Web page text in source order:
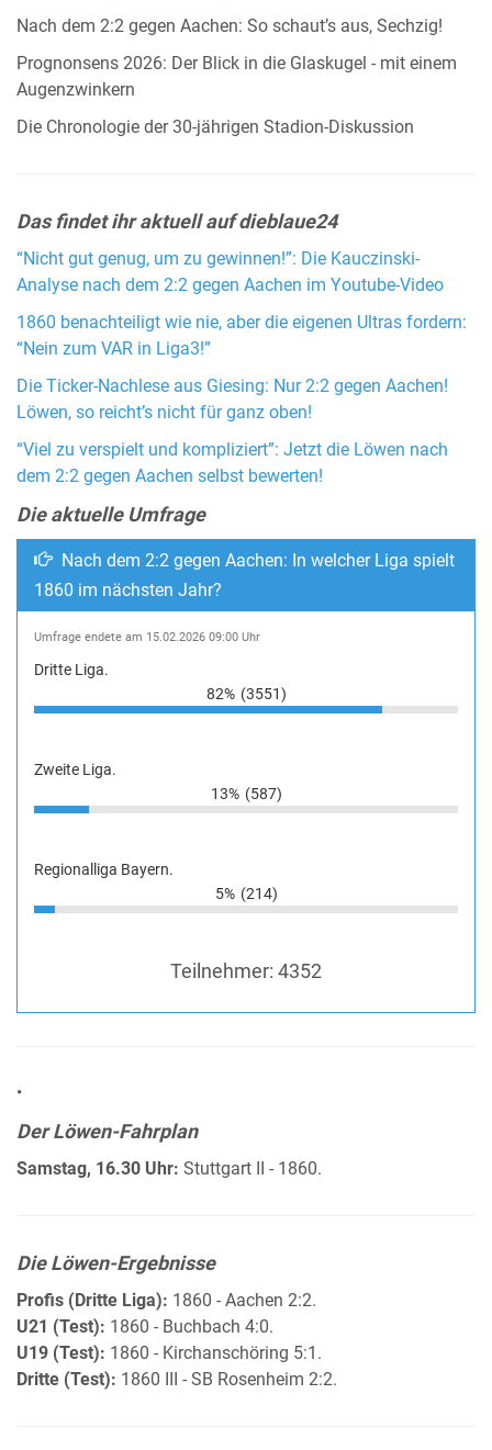
Nach dem 2:2 gegen Aachen: So schaut’s aus, Sechzig!
Prognonsens 2026: Der Blick in die Glaskugel - mit einem
Augenzwinkern
Die Chronologie der 30-jährigen Stadion-Diskussion
Das findet ihr aktuell auf dieblaue24
“Nicht gut genug, um zu gewinnen!”: Die Kauczinski-
Analyse nach dem 2:2 gegen Aachen im Youtube-Video
1860 benachteiligt wie nie, aber die eigenen Ultras fordern:
“Nein zum VAR in Liga3!”
Die Ticker-Nachlese aus Giesing: Nur 2:2 gegen Aachen!
Löwen, so reicht’s nicht für ganz oben!
“Viel zu verspielt und kompliziert”: Jetzt die Löwen nach
dem 2:2 gegen Aachen selbst bewerten!
Die aktuelle Umfrage
Nach dem 2:2 gegen Aachen: In welcher Liga spielt
1860 im nächsten Jahr?
Umfrage endete am 15.02.2026 09:00 Uhr
Dritte Liga.
82% (3551)
Zweite Liga.
13% (587)
Regionalliga Bayern.
5% (214)
Teilnehmer: 4352
•
Der Löwen-Fahrplan
Samstag, 16.30 Uhr: Stuttgart II - 1860.
Die Löwen-Ergebnisse
Profis (Dritte Liga): 1860 - Aachen 2:2.
U21 (Test): 1860 - Buchbach 4:0.
U19 (Test): 1860 - Kirchanschöring 5:1.
Dritte (Test): 1860 III - SB Rosenheim 2:2.